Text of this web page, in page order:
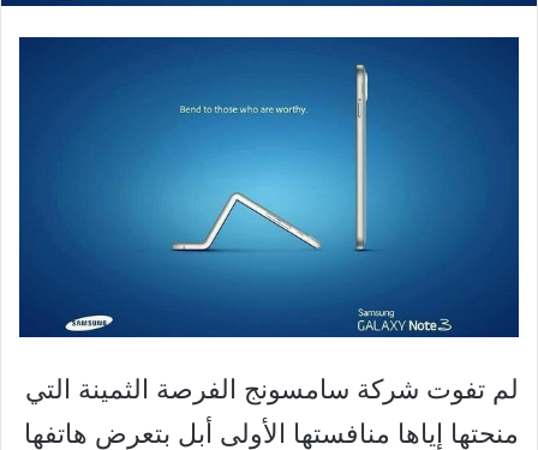
لم تفوت شركة سامسونج الفرصة الثمينة التي
منحتها إياها منافستها الأولى أبل بتعرض هاتفها